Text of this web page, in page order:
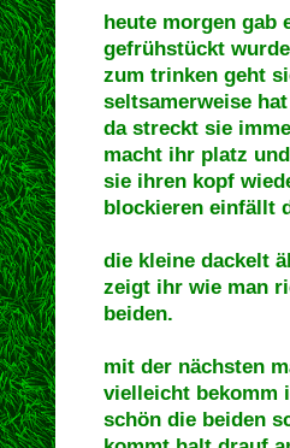
heute morgen gab
gefrühstückt
zum trinken geht
seltsamerweise
da streckt sie
macht ihr platz
sie ihren kopf
blockieren einfällt
die kleine dackelt
zeigt ihr wie man
beiden.
mit der nächsten
vielleicht bekomm
schön die beiden